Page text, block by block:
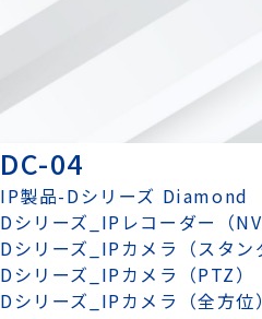
DC-04
IP製品-Dシリーズ Diamond
Dシリーズ_IPレコーダー（
Dシリーズ_IPカメラ（スタン
Dシリーズ_IPカメラ（PTZ）
Dシリーズ_IPカメラ（全方位）